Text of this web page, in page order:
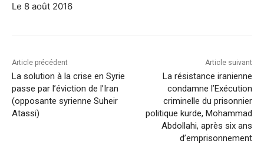
Le 8 août 2016
Article précédent
La solution à la crise en Syrie
passe par l’éviction de l’Iran
(opposante syrienne Suheir
Atassi)
Article suivant
La résistance iranienne
condamne l’Exécution
criminelle du prisonnier
politique kurde, Mohammad
Abdollahi, après six ans
d’emprisonnement